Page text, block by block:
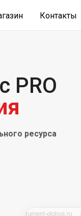
Контакты
PRO
ресурса